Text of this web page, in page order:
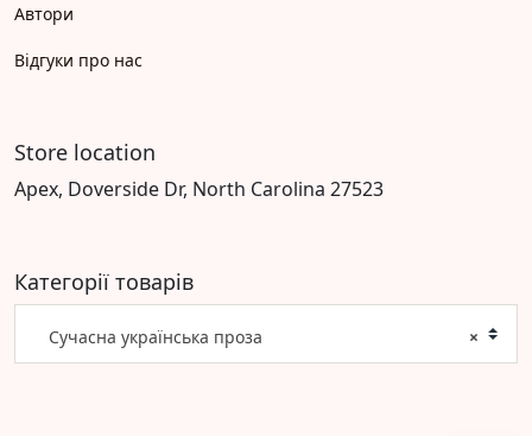
Автори
Відгуки про нас
Store location
Apex, Doverside Dr, North Carolina 27523
Категорії товарів
×
Сучасна українська проза